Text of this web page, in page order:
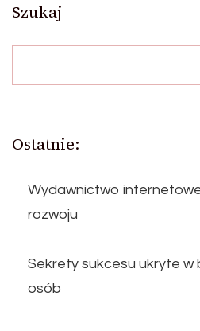
Szukaj
Ostatnie:
Wydawnictwo
rozwoju
Sekrety sukcesu ukryte w
osób